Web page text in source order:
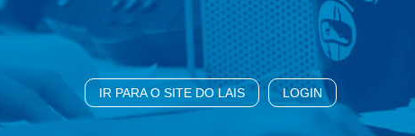
IR PARA O SITE DO LAIS LOGIN